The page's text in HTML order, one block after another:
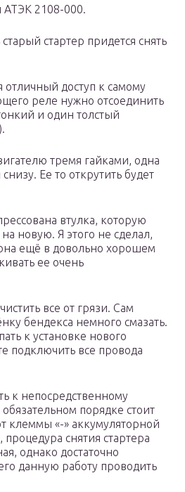
АТЭК 2108-000.
стартер придется снять
отличный доступ к самому
реле нужно отсоединить
и один толстый
тремя гайками, одна
Ее то открутить будет
втулка, которую
новую. Я этого не сделал,
она ещё в довольно хорошем
ее очень
все от грязи. Сам
бендекса немного смазать.
к установке нового
подключить все провода
к непосредственному
порядке стоит
клеммы «-» аккумуляторной
снятия стартера
однако достаточно
данную работу проводить